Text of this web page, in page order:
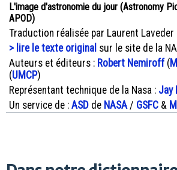
L'image d'astronomie du jour (Astronomy
APOD)
Traduction réalisée par Laurent Laveder
> lire le texte original sur le site de la
Auteurs et éditeurs : Robert Nemiroff(
(UMCP)
Représentant technique de la Nasa : Jay
Un service de : ASD de NASA / GSFC &